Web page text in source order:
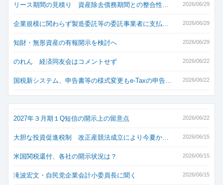
2026/06/29
リース期間の見積り 資産除去債務期間との整合性…
2026/06/29
企業規模に関わらず製造委託等の委託事業者に支払…
2026/06/29
知財・無形資産の有報開示を検討へ
2026/06/22
のれん 経済同友会はコメントせず
2026/06/22
国税新システム、申告書等の様式変更もe-Taxの申告…
2026/06/22
2027年３月期１Q短信の開示上の留意点
2026/06/15
大胆な投資促進税制 改正産競法成立により今夏か…
2026/06/15
米国関税還付、各社の開示状況は？
2026/06/15
滝波宏文・自民党企業会計小委員長に聞く